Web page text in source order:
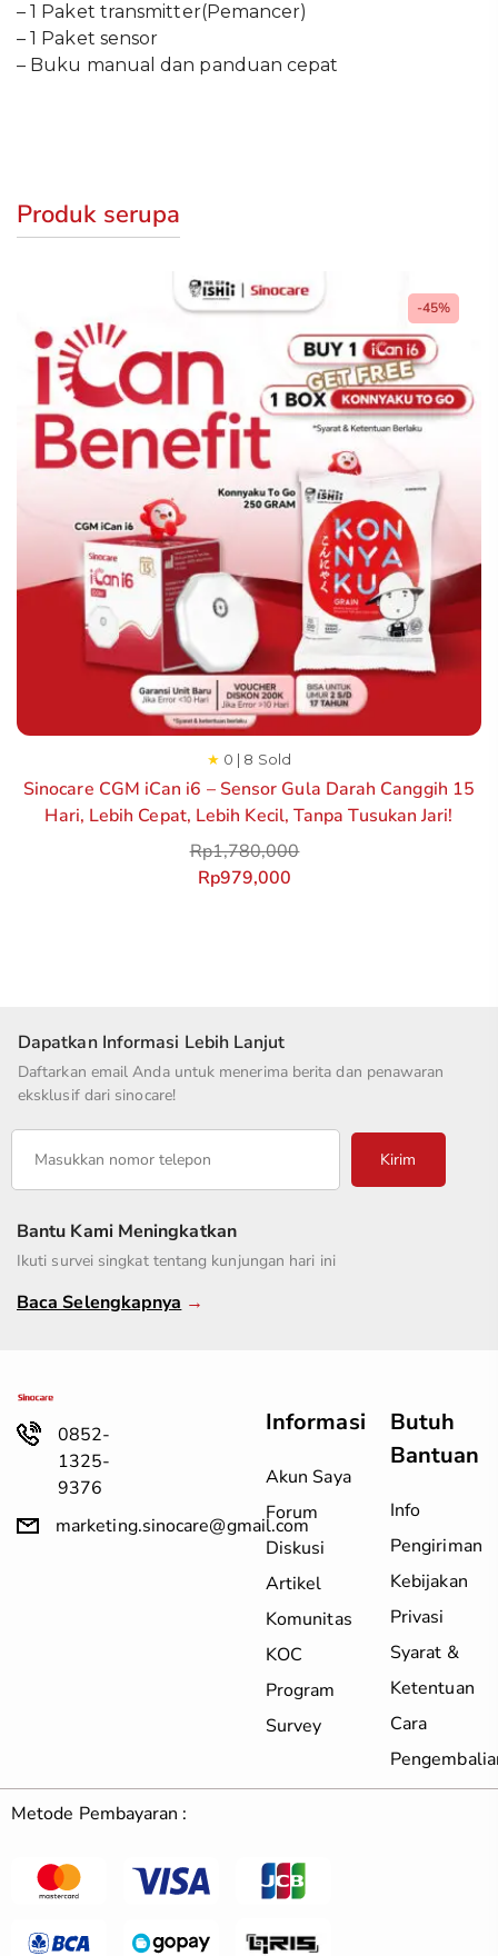
– 1 Paket transmitter(Pemancer)
– 1 Paket sensor
– Buku manual dan panduan cepat
Produk serupa
-45%
Sinocare CGM iCan i6 – Sensor Gula Darah Canggih 15
Hari, Lebih Cepat, Lebih Kecil, Tanpa Tusukan Jari!
★ 0 | 8 Sold
Rp1,780,000
Rp979,000
Dapatkan Informasi Lebih Lanjut
Daftarkan email Anda untuk menerima berita dan penawaran
eksklusif dari sinocare!
Kirim
Bantu Kami Meningkatkan
Ikuti survei singkat tentang kunjungan hari ini
Baca Selengkapnya →
0852-
1325-
9376
marketing.sinocare@gmail.com
Informasi
Akun Saya
Forum
Diskusi
Artikel
Komunitas
KOC
Program
Survey
Butuh
Bantuan
Info
Pengiriman
Kebijakan
Privasi
Syarat &
Ketentuan
Cara
Metode Pembayaran :